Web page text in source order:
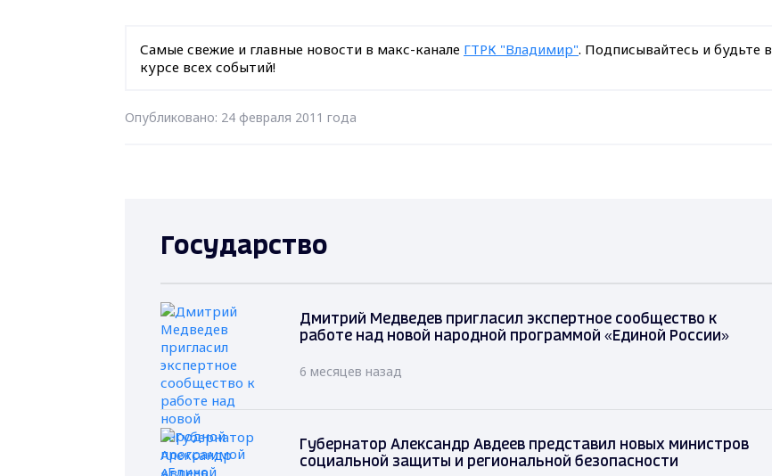
Самые свежие и главные новости в макс-канале ГТРК "Владимир". Подписывайтесь и будьте в
курсе всех событий!
Опубликовано: 24 февраля 2011 года
Государство
Дмитрий Медведев пригласил экспертное сообщество к
работе над новой народной программой «Единой России»
6 месяцев назад
Губернатор Александр Авдеев представил новых министров
социальной защиты и региональной безопасности